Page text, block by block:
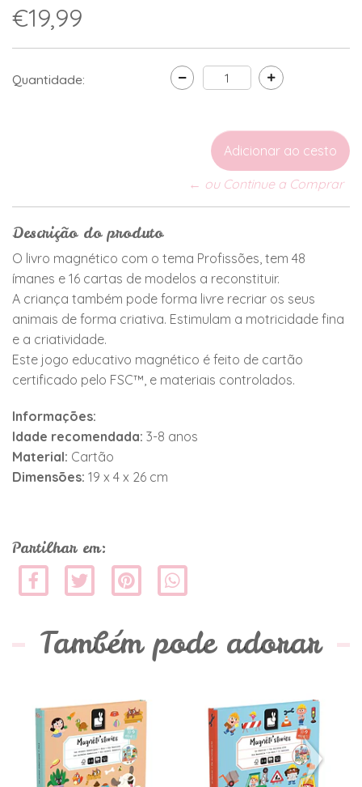
€19,99
Quantidade:
← ou Continue a Comprar
Descrição do produto
O livro magnético com o tema Profissões, tem 48
ímanes e 16 cartas de modelos a reconstituir.
A criança também pode forma livre recriar os seus
animais de forma criativa. Estimulam a motricidade fina
e a criatividade.
Este jogo educativo magnético é feito de cartão
certificado pelo FSC™, e materiais controlados.
Informações:
Idade recomendada: 3-8 anos
Material: Cartão
Dimensões: 19 x 4 x 26 cm
Partilhar em:
Também pode adorar